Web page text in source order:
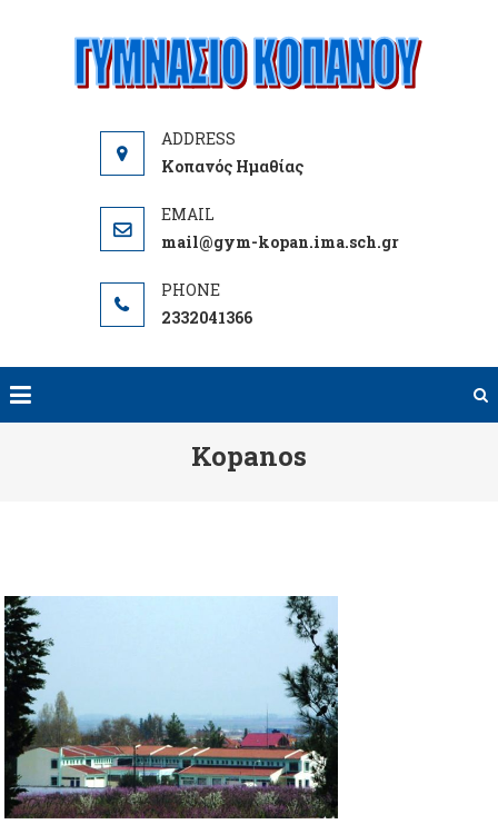
Κοπανός Ημαθίας
mail@gym-kopan.ima.sch.gr
2332041366
Kopanos